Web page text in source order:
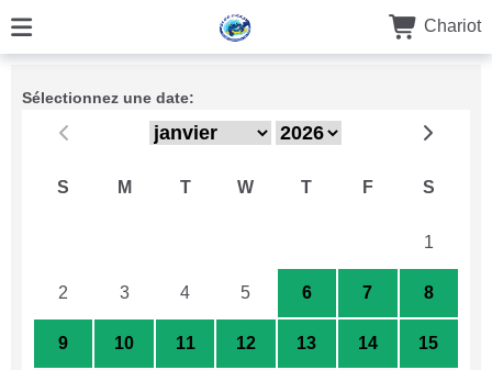
Chariot
Sélectionnez une date:
S M T W T F S
1
2 3 4 5 6 7 8
9 10 11 12 13 14 15